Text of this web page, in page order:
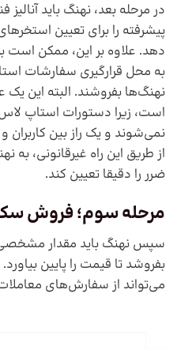
در مرحله بعد، نهنگ باید
پیشرفته را برای تعیین
دهد. علاوه بر این، ممکن است
به محل قرارگیری سفارشات
نهنگ‌ها بفروشند. البته این یک
است، زیرا دستورات استاپ
نمی‌شوند و یک راز بین
از طریق این راه غیرقانونی،
ضرر را دقیقا تعیین کند.
مرحله سوم؛ فروش
می‌تواند از سفارش‌های